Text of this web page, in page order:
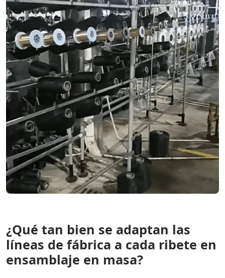
¿Qué tan bien se adaptan las
líneas de fábrica a cada ribete en
ensamblaje en masa?